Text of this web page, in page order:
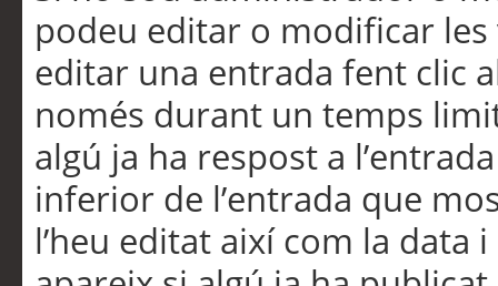
podeu editar o modificar
editar una entrada fent clic
només durant un temps
algú ja ha respost a
inferior de l’entrada que
l’heu editat així com la data